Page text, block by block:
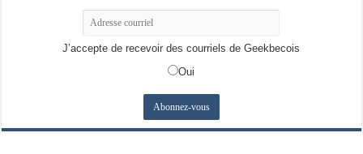
J’accepte de recevoir des courriels de Geekbecois
Oui